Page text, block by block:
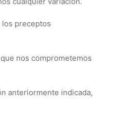
preceptos
nos comprometemos
anteriormente indicada,